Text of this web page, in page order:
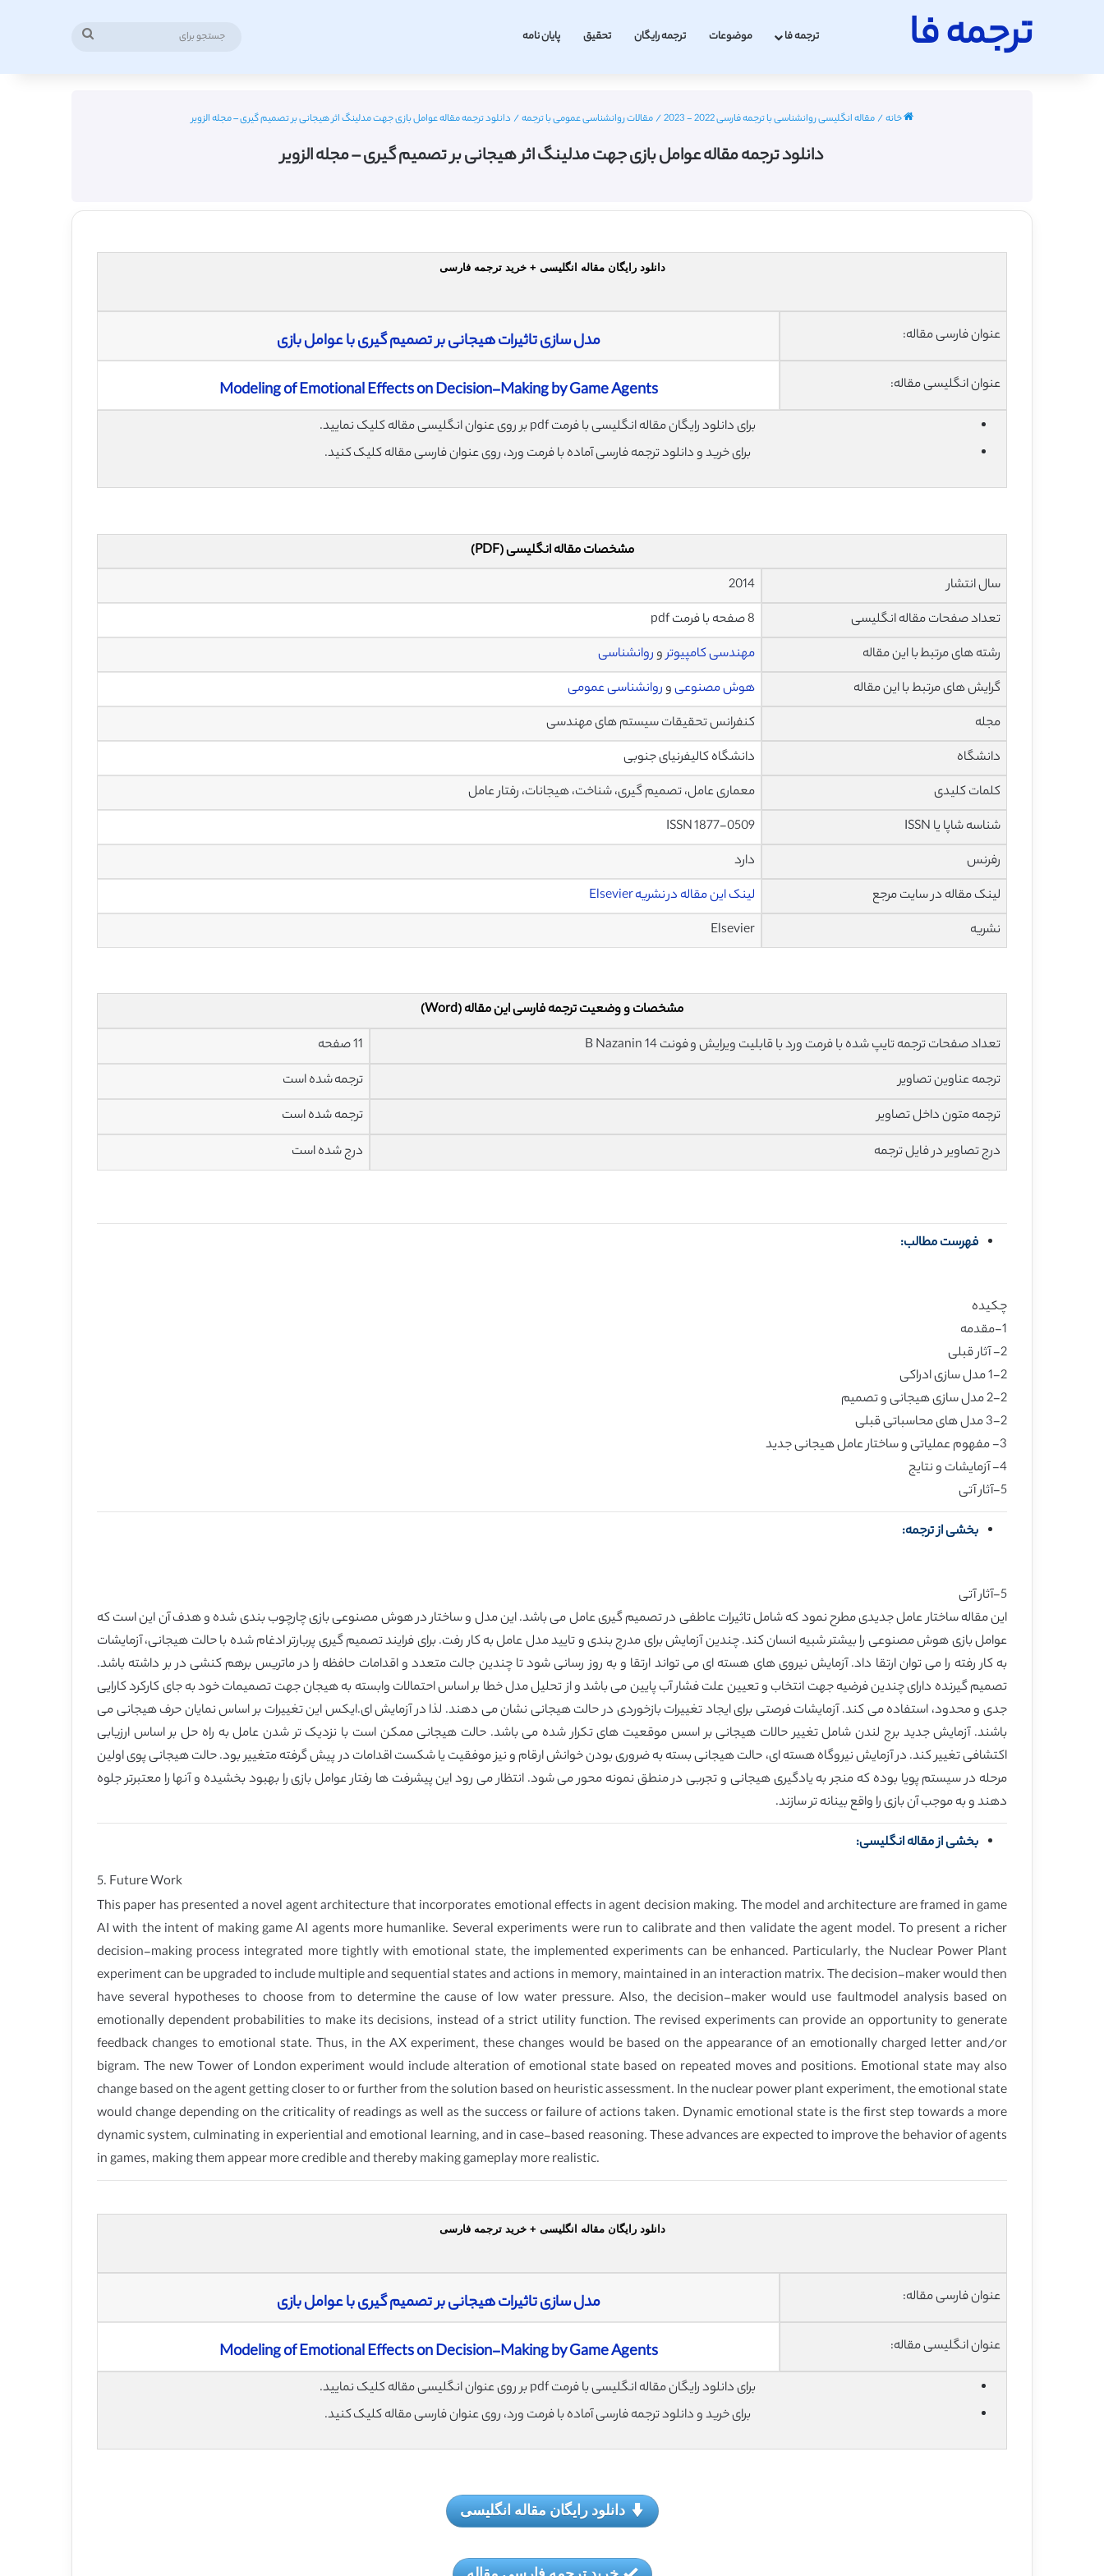
ترجمه فا ترجمه فا موضوعات ترجمه رایگان تحقیق پایان نامه
خانه/مقاله انگلیسی روانشناسی با ترجمه فارسی 2022 - 2023 /مقالات روانشناسی عمومی با ترجمه/ دانلود ترجمه مقاله عوامل بازی جهت مدلینگ اثر هیجانی بر تصمیم گیری – مجله الزویر
دانلود ترجمه مقاله عوامل بازی جهت مدلینگ اثر هیجانی بر تصمیم گیری – مجله الزویر
دانلود رایگان مقاله انگلیسی + خرید ترجمه فارسی
عنوان فارسی مقاله: مدل سازی تاثیرات هیجانی بر تصمیم گیری با عوامل بازی
عنوان انگلیسی مقاله: Modeling of Emotional Effects on Decision-Making by Game Agents
برای دانلود رایگان مقاله انگلیسی با فرمت pdf بر روی عنوان انگلیسی مقاله کلیک نمایید.
برای خرید و دانلود ترجمه فارسی آماده با فرمت ورد، روی عنوان فارسی مقاله کلیک کنید.
مشخصات مقاله انگلیسی (PDF)
سال انتشار
2014
تعداد صفحات مقاله انگلیسی
8 صفحه با فرمت pdf
رشته های مرتبط با این مقاله
مهندسی کامپیوتروروانشناسی
گرایش های مرتبط با این مقاله
هوش مصنوعیوروانشناسی عمومی
مجله
کنفرانس تحقیقات سیستم های مهندسی
دانشگاه
دانشگاه کالیفرنیای جنوبی
کلمات کلیدی
معماری عامل، تصمیم گیری، شناخت، هیجانات، رفتار عامل
شناسه شاپا یا ISSN
ISSN 1877-0509
رفرنس
دارد
لینک مقاله در سایت مرجع
لینک این مقاله در نشریه Elsevier
نشریه
Elsevier
مشخصات و وضعیت ترجمه فارسی این مقاله (Word)
تعداد صفحات ترجمه تایپ شده با فرمت ورد با قابلیت ویرایش و فونت 14 B Nazanin
11 صفحه
ترجمه عناوین تصاویر
ترجمه شده است
ترجمه متون داخل تصاویر
ترجمه شده است
درج تصاویر در فایل ترجمه
درج شده است
فهرست مطالب:
چکیده
1-مقدمه
2- آثار قبلی
1-2 مدل سازی ادراکی
2-2 مدل سازی هیجانی و تصمیم
3-2 مدل های محاسباتی قبلی
3- مفهوم عملیاتی و ساختار عامل هیجانی جدید
4- آزمایشات و نتایج
5-آثار آتی
بخشی از ترجمه:
5-آثار آتی
این مقاله ساختار عامل جدیدی مطرح نمود که شامل تاثیرات عاطفی در تصمیم گیری عامل می باشد. این مدل و ساختار در هوش مصنوعی بازی چارچوب بندی شده و هدف آن این است که
عوامل بازی هوش مصنوعی را بیشتر شبیه انسان کند. چندین آزمایش برای مدرج بندی و تایید مدل عامل به کار رفت. برای فرایند تصمیم گیری پربارتر ادغام شده با حالت هیجانی، آزمایشات
به کار رفته را می توان ارتقا داد. آزمایش نیروی های هسته ای می تواند ارتقا و به روز رسانی شود تا چندین جالت متعدد و اقدامات حافظه را در ماتریس برهم کنشی در بر داشته باشد.
تصمیم گیرنده دارای چندین فرضیه جهت انتخاب و تعیین علت فشار آب پایین می باشد و از تحلیل مدل خطا بر اساس احتمالات وابسته به هیجان جهت تصمیمات خود به جای کارکرد کارایی
جدی و محدود، استفاده می کند. آزمایشات فرصتی برای ایجاد تغییرات بازخوردی در حالت هیجانی نشان می دهند. لذا در آزمایش ای.ایکس این تغییرات بر اساس نمایان حرف هیجانی می
باشند. آزمایش جدید برج لندن شامل تغییر حالات هیجانی بر اسس موقعیت های تکرار شده می باشد. حالت هیجانی ممکن است با نزدیک تر شدن عامل به راه حل بر اساس ارزیابی
اکتشافی تغییر کند. در آزمایش نیروگاه هسته ای، حالت هیجانی بسته به ضروری بودن خوانش ارقام و نیز موفقیت یا شکست اقدامات در پیش گرفته متغییر بود. حالت هیجانی پوی اولین
مرحله در سیستم پویا بوده که منجر به یادگیری هیجانی و تجربی در منطق نمونه محور می شود. انتظار می رود این پیشرفت ها رفتار عوامل بازی را بهبود بخشیده و آنها را معتبرتر جلوه
دهند و به موجب آن بازی را واقع بینانه تر سازند.
بخشی از مقاله انگلیسی:
5. Future Work
This paper has presented a novel agent architecture that incorporates emotional effects in agent decision making. The model and architecture are framed in game
AI with the intent of making game AI agents more humanlike. Several experiments were run to calibrate and then validate the agent model. To present a richer
decision-making process integrated more tightly with emotional state, the implemented experiments can be enhanced. Particularly, the Nuclear Power Plant
experiment can be upgraded to include multiple and sequential states and actions in memory, maintained in an interaction matrix. The decision-maker would then
have several hypotheses to choose from to determine the cause of low water pressure. Also, the decision-maker would use faultmodel analysis based on
emotionally dependent probabilities to make its decisions, instead of a strict utility function. The revised experiments can provide an opportunity to generate
feedback changes to emotional state. Thus, in the AX experiment, these changes would be based on the appearance of an emotionally charged letter and/or
bigram. The new Tower of London experiment would include alteration of emotional state based on repeated moves and positions. Emotional state may also
change based on the agent getting closer to or further from the solution based on heuristic assessment. In the nuclear power plant experiment, the emotional state
would change depending on the criticality of readings as well as the success or failure of actions taken. Dynamic emotional state is the first step towards a more
dynamic system, culminating in experiential and emotional learning, and in case-based reasoning. These advances are expected to improve the behavior of agents
in games, making them appear more credible and thereby making gameplay more realistic.
دانلود رایگان مقاله انگلیسی + خرید ترجمه فارسی
عنوان فارسی مقاله: مدل سازی تاثیرات هیجانی بر تصمیم گیری با عوامل بازی
عنوان انگلیسی مقاله: Modeling of Emotional Effects on Decision-Making by Game Agents
برای دانلود رایگان مقاله انگلیسی با فرمت pdf بر روی عنوان انگلیسی مقاله کلیک نمایید.
برای خرید و دانلود ترجمه فارسی آماده با فرمت ورد، روی عنوان فارسی مقاله کلیک کنید.
دانلود رایگان مقاله انگلیسی